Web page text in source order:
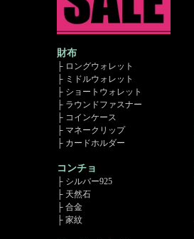
財布
├ ロングウォレット
├ ミドルウォレット
├ ショートウォレット
├ ラウンドファスナー
├ コインケース
├ マネークリップ
├ カードホルダー
コンチョ
├ シルバー925
├ 天然石
├ 合金
├ 家紋